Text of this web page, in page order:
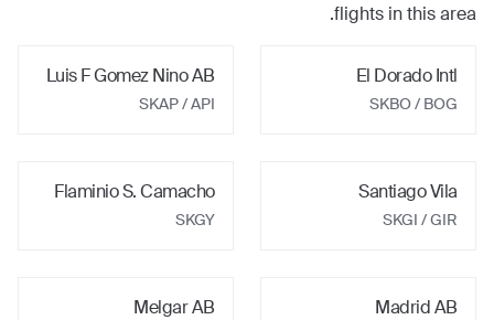
flights in this area.
El Dorado Intl
SKBO / BOG
Luis F Gomez Nino AB
SKAP / API
Santiago Vila
SKGI / GIR
Flaminio S. Camacho
SKGY
Madrid AB
Melgar AB